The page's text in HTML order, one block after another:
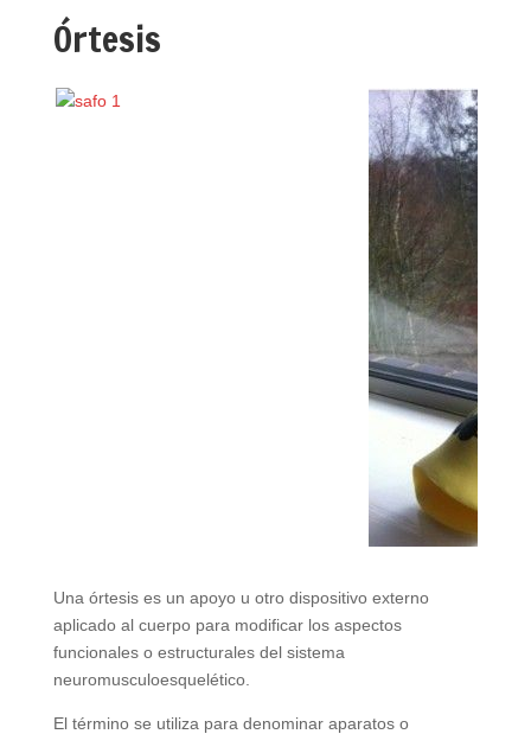
Órtesis
Una órtesis es un apoyo u otro dispositivo externo
aplicado al cuerpo para modificar los aspectos
funcionales o estructurales del sistema
neuromusculoesquelético.
El término se utiliza para denominar aparatos o